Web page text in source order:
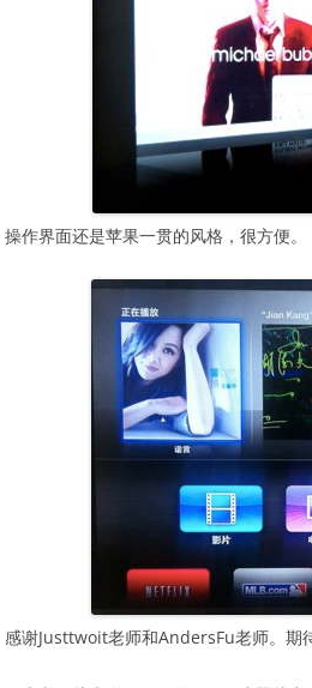
操作界面还是苹果一贯的风格，很方便。
感谢Justtwoit老师和AndersFu老师。期